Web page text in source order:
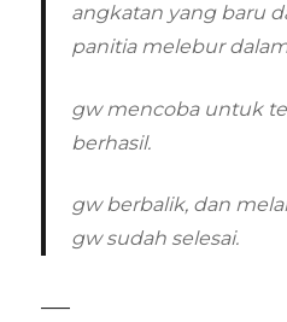
angkatan yang baru
panitia melebur
gw mencoba untuk
berhasil.
gw berbalik, dan
gw sudah selesai.